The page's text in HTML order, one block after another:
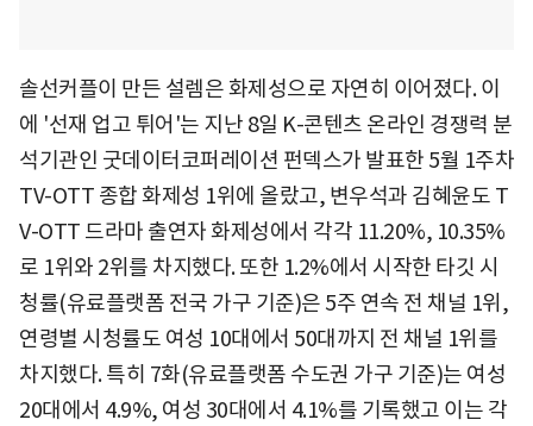
솔선커플이 만든 설렘은 화제성으로 자연히 이어졌다. 이
에 '선재 업고 튀어'는 지난 8일 K-콘텐츠 온라인 경쟁력 분
석기관인 굿데이터코퍼레이션 펀덱스가 발표한 5월 1주차
TV-OTT 종합 화제성 1위에 올랐고, 변우석과 김혜윤도 T
V-OTT 드라마 출연자 화제성에서 각각 11.20%, 10.35%
로 1위와 2위를 차지했다. 또한 1.2%에서 시작한 타깃 시
청률(유료플랫폼 전국 가구 기준)은 5주 연속 전 채널 1위,
연령별 시청률도 여성 10대에서 50대까지 전 채널 1위를
차지했다. 특히 7화(유료플랫폼 수도권 가구 기준)는 여성
20대에서 4.9%, 여성 30대에서 4.1%를 기록했고 이는 각